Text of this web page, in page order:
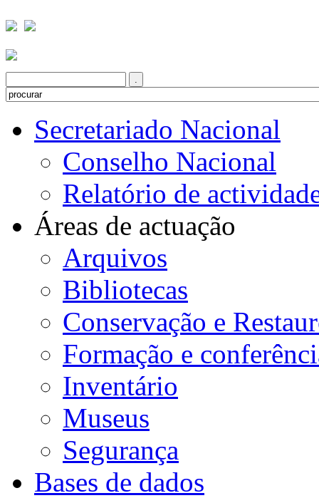
Secretariado Nacional
Conselho Nacional
Relatório de
Áreas de actuação
Arquivos
Bibliotecas
Conservação e
Formação e
Inventário
Museus
Segurança
Bases de dados